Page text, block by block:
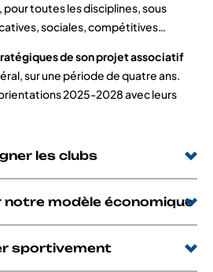
toutes les disciplines, sous
sociales, compétitives…
de son projet associatif
sur une période de quatre ans.
2025-2028 avec leurs
les clubs
notre modèle économique
sportivement